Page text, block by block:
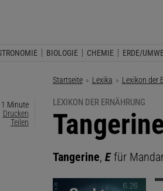
BIOLOGIE CHEMIE ERDE/
Startseite Lexika Lexikon der
Minute
Drucken
Teilen
LEXIKON DER ERNÄHRUNG
:
Tangerine, Efür